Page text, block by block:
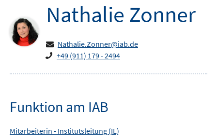
Nathalie Zonner
Nathalie.Zonner@iab.de
+49 (911) 179 - 2494
Funktion am IAB
Mitarbeiterin - Institutsleitung (IL)